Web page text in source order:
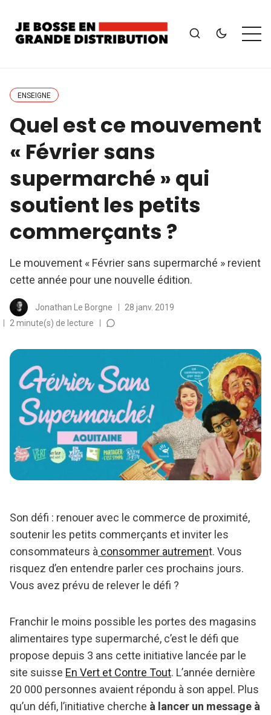
ENSEIGNE
Quel est ce mouvement
« Février sans
supermarché » qui
soutient les petits
commerçants ?
Le mouvement « Février sans supermarché » revient
cette année pour une nouvelle édition.
Jonathan Le Borgne
28 janv. 2019
2 minute(s) de lecture
Son défi : renouer avec le commerce de proximité,
soutenir les petits commerçants et inviter les
consommateurs à consommer autrement. Vous
risquez d’en entendre parler ces prochains jours.
Vous avez prévu de relever le défi ?
Franchir le moins possible les portes des magasins
alimentaires type supermarché, c’est le défi que
propose depuis 3 ans cette initiative lancée par le
site suisse En Vert et Contre Tout. L’année dernière
20 000 personnes avaient répondu à son appel. Plus
qu’un défi, l’initiative cherche à lancer un message à